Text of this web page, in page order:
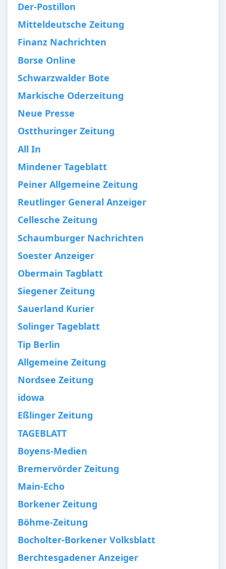
Der-Postillon
Mitteldeutsche Zeitung
Finanz Nachrichten
Borse Online
Schwarzwalder Bote
Markische Oderzeitung
Neue Presse
Ostthuringer Zeitung
All In
Mindener Tageblatt
Peiner Allgemeine Zeitung
Reutlinger General Anzeiger
Cellesche Zeitung
Schaumburger Nachrichten
Soester Anzeiger
Obermain Tagblatt
Siegener Zeitung
Sauerland Kurier
Solinger Tageblatt
Tip Berlin
Allgemeine Zeitung
Nordsee Zeitung
idowa
Eßlinger Zeitung
TAGEBLATT
Boyens-Medien
Bremervörder Zeitung
Main-Echo
Borkener Zeitung
Böhme-Zeitung
Bocholter-Borkener Volksblatt
Berchtesgadener Anzeiger